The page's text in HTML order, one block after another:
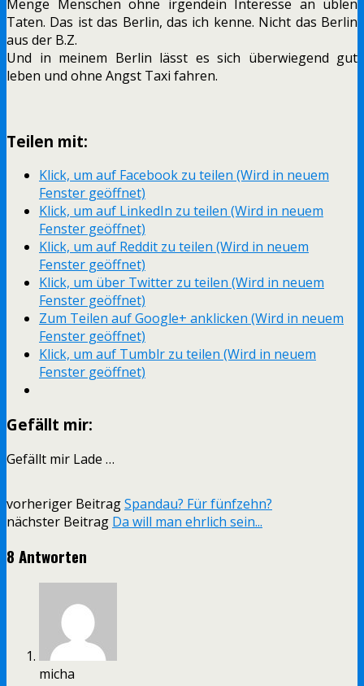
Menge Menschen ohne irgendein Interesse an üblen
Taten. Das ist das Berlin, das ich kenne. Nicht das Berlin
aus der B.Z.
Und in meinem Berlin lässt es sich überwiegend gut
leben und ohne Angst Taxi fahren.
Teilen mit:
Klick, um auf Facebook zu teilen (Wird in neuem
Fenster geöffnet)
Klick, um auf LinkedIn zu teilen (Wird in neuem
Fenster geöffnet)
Klick, um auf Reddit zu teilen (Wird in neuem
Fenster geöffnet)
Klick, um über Twitter zu teilen (Wird in neuem
Fenster geöffnet)
Zum Teilen auf Google+ anklicken (Wird in neuem
Fenster geöffnet)
Klick, um auf Tumblr zu teilen (Wird in neuem
Fenster geöffnet)
Gefällt mir:
Gefällt mir Lade …
vorheriger BeitragSpandau? Für fünfzehn?
nächster Beitrag Da will man ehrlich sein...
8 Antworten
micha